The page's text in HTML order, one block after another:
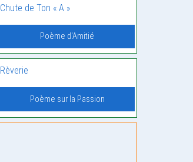
Chute de Ton « A »
Poème d'Amitié
Rèverie
Poème sur la Passion